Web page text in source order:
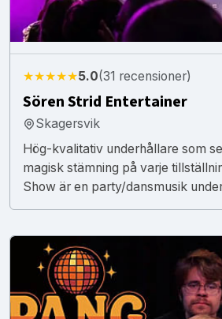
★★★★★5.0(31 recensioner)
Sören Strid Entertainer
Skagersvik
Hög-kvalitativ underhållare som
magisk stämning på varje
Show är en party/dansmusik